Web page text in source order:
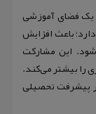
یک فضای آموزشی
باعث افزایش
این مشارکت
را بیشتر می‌کند.
پیشرفت تحصیلی